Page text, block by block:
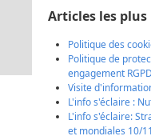
Articles les plus
Politique des
Politique de
engagement RGPD
Visite
L'info s'éclaire :
L'info s'éclaire:
et mondiales 10/